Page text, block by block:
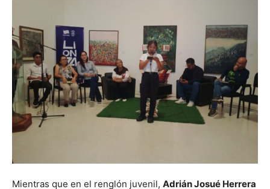
Mientras que en el renglón juvenil, Adrián Josué Herrera